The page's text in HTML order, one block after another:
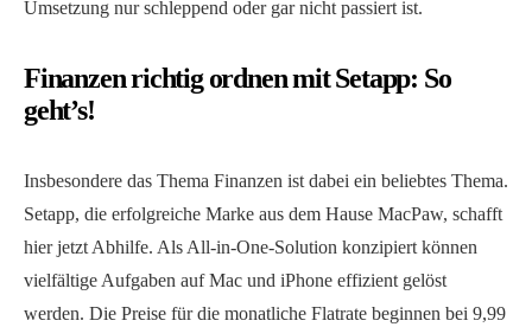
Umsetzung nur schleppend oder gar nicht passiert ist.
Finanzen richtig ordnen mit Setapp: So
geht’s!
Insbesondere das Thema Finanzen ist dabei ein beliebtes Thema.
Setapp, die erfolgreiche Marke aus dem Hause MacPaw, schafft
hier jetzt Abhilfe. Als All-in-One-Solution konzipiert können
vielfältige Aufgaben auf Mac und iPhone effizient gelöst
werden. Die Preise für die monatliche Flatrate beginnen bei 9,99